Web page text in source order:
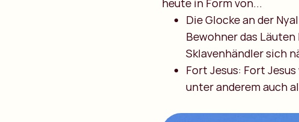
heute in Form von...
Die Glocke an der
Bewohner das
Sklavenhändler sich
Fort Jesus: Fort
unter anderem auch